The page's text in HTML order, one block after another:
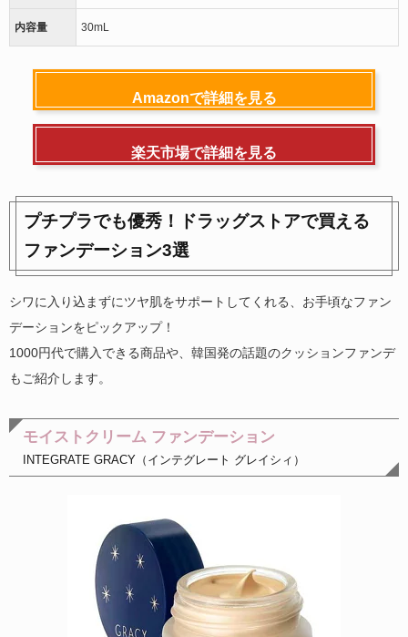
内容量 30mL
Amazonで詳細を見る
楽天市場で詳細を見る
プチプラでも優秀！ドラッグストアで買える
ファンデーション3選
シワに入り込まずにツヤ肌をサポートしてくれる、お手頃なファン
デーションをピックアップ！
1000円代で購入できる商品や、韓国発の話題のクッションファンデ
もご紹介します。
モイストクリーム ファンデーション
INTEGRATE GRACY（インテグレート グレイシィ）